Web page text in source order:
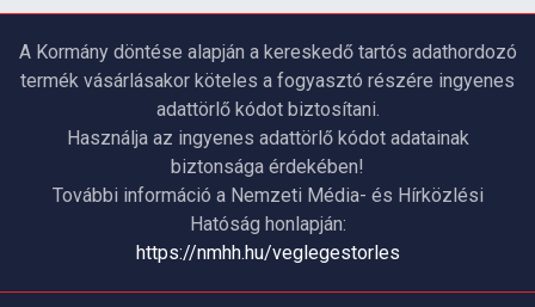
A Kormány döntése alapján a kereskedő tartós adathordozó
termék vásárlásakor köteles a fogyasztó részére ingyenes
adattörlő kódot biztosítani.
Használja az ingyenes adattörlő kódot adatainak
biztonsága érdekében!
További információ a Nemzeti Média- és Hírközlési
Hatóság honlapján:
https://nmhh.hu/veglegestorles